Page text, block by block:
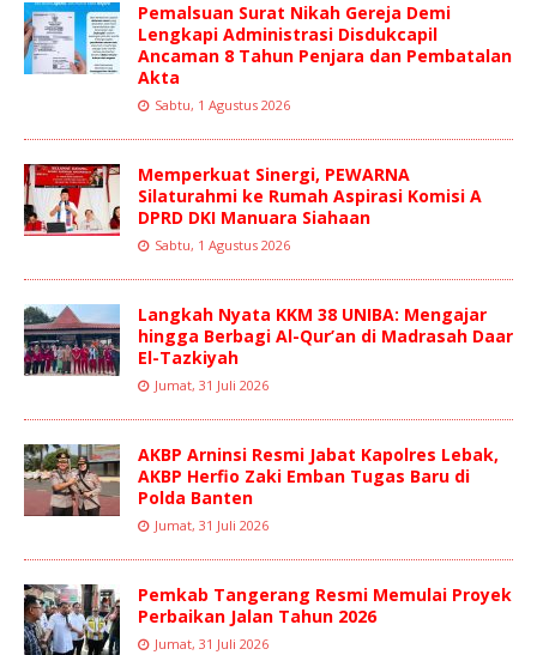
Pemalsuan Surat Nikah Gereja Demi
Lengkapi Administrasi Disdukcapil
Ancaman 8 Tahun Penjara dan Pembatalan
Akta
Sabtu, 1 Agustus 2026
Memperkuat Sinergi, PEWARNA
Silaturahmi ke Rumah Aspirasi Komisi A
DPRD DKI Manuara Siahaan
Sabtu, 1 Agustus 2026
Langkah Nyata KKM 38 UNIBA: Mengajar
hingga Berbagi Al-Qur’an di Madrasah Daar
El-Tazkiyah
Jumat, 31 Juli 2026
AKBP Arninsi Resmi Jabat Kapolres Lebak,
AKBP Herfio Zaki Emban Tugas Baru di
Polda Banten
Jumat, 31 Juli 2026
Pemkab Tangerang Resmi Memulai Proyek
Perbaikan Jalan Tahun 2026
Jumat, 31 Juli 2026